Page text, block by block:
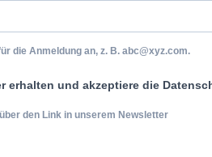
die Anmeldung an, z. B. abc@xyz.com.
erhalten und akzeptiere die
den Link in unserem Newsletter